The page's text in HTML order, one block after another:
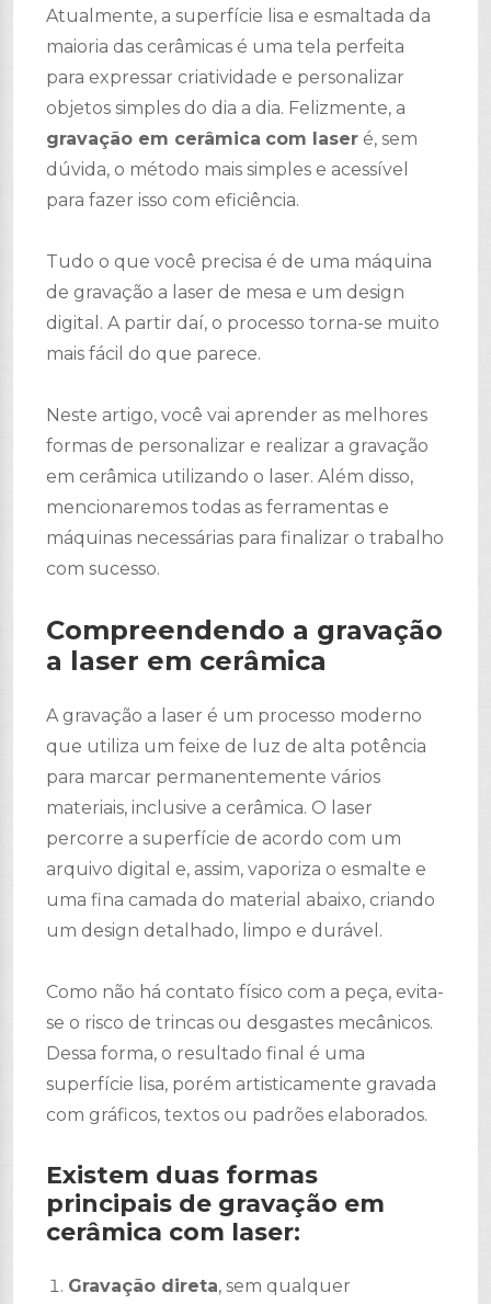
Atualmente, a superfície lisa e esmaltada da
maioria das cerâmicas é uma tela perfeita
para expressar criatividade e personalizar
objetos simples do dia a dia. Felizmente, a
gravação em cerâmica com laser é, sem
dúvida, o método mais simples e acessível
para fazer isso com eficiência.
Tudo o que você precisa é de uma máquina
de gravação a laser de mesa e um design
digital. A partir daí, o processo torna-se muito
mais fácil do que parece.
Neste artigo, você vai aprender as melhores
formas de personalizar e realizar a gravação
em cerâmica utilizando o laser. Além disso,
mencionaremos todas as ferramentas e
máquinas necessárias para finalizar o trabalho
com sucesso.
Compreendendo a gravação
a laser em cerâmica
A gravação a laser é um processo moderno
que utiliza um feixe de luz de alta potência
para marcar permanentemente vários
materiais, inclusive a cerâmica. O laser
percorre a superfície de acordo com um
arquivo digital e, assim, vaporiza o esmalte e
uma fina camada do material abaixo, criando
um design detalhado, limpo e durável.
Como não há contato físico com a peça, evita-
se o risco de trincas ou desgastes mecânicos.
Dessa forma, o resultado final é uma
superfície lisa, porém artisticamente gravada
com gráficos, textos ou padrões elaborados.
Existem duas formas
principais de gravação em
cerâmica com laser:
Gravação direta, sem qualquer